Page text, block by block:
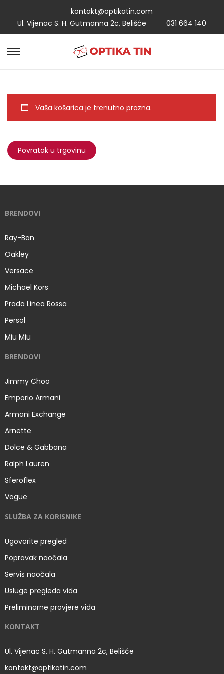
kontakt@optikatin.com
Ul. Vijenac S. H. Gutmanna 2c, Belišće
031 664 140
Vaša košarica je trenutno prazna.
Povratak u trgovinu
BRENDOVI
Ray-Ban
Oakley
Versace
Michael Kors
Prada Linea Rossa
Persol
Miu Miu
BRENDOVI
Jimmy Choo
Emporio Armani
Armani Exchange
Arnette
Dolce & Gabbana
Ralph Lauren
Sferoflex
Vogue
SLUŽBA ZA KORISNIKE
Ugovorite pregled
Popravak naočala
Servis naočala
Usluge pregleda vida
Preliminarne provjere vida
KONTAKT
Ul. Vijenac S. H. Gutmanna 2c, Belišće
kontakt@optikatin.com